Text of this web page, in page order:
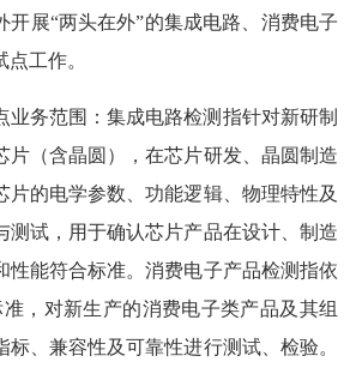
开展“两头在外”的集成电路、消费电子
工作。
业务范围：集成电路检测指针对新研制
片（含晶圆），在芯片研发、晶圆制造
片的电学参数、功能逻辑、物理特性及
测试，用于确认芯片产品在设计、制造
性能符合标准。消费电子产品检测指依
，对新生产的消费电子类产品及其组
、兼容性及可靠性进行测试、检验。